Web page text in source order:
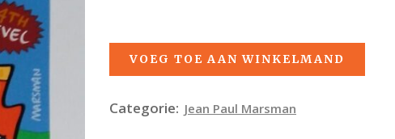
VOEG TOE AAN WINKELMAND
Categorie: Jean Paul Marsman